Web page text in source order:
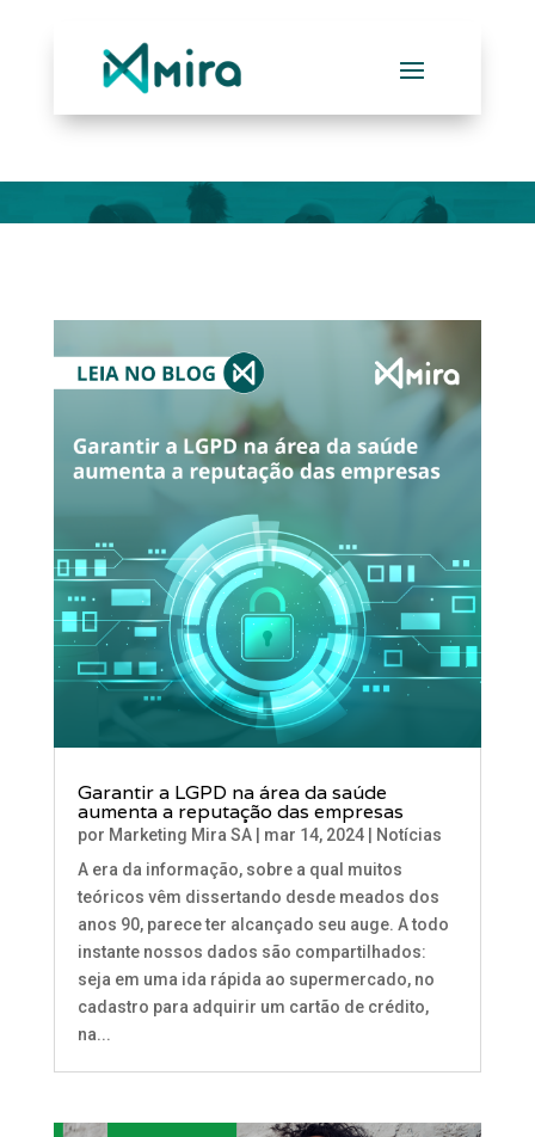
Garantir a LGPD na área da saúde
aumenta a reputação das empresas
por Marketing Mira SA| mar 14, 2024|
Notícias
A era da informação, sobre a qual muitos
teóricos vêm dissertando desde meados dos
anos 90, parece ter alcançado seu auge. A todo
instante nossos dados são compartilhados:
seja em uma ida rápida ao supermercado, no
cadastro para adquirir um cartão de crédito,
na...